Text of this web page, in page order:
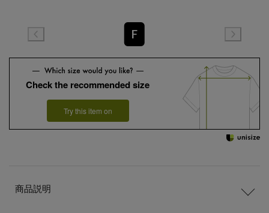
F
Check the recommended size
Try this item on
商品説明